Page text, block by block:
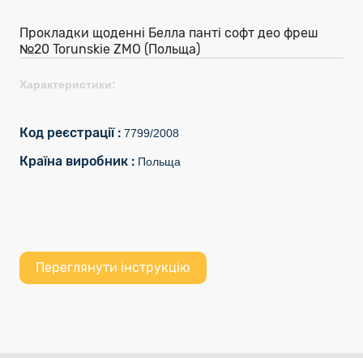
Прокладки щоденні Белла панті софт део фреш
№20 Torunskie ZMO (Польща)
Характеристики:
Код реєстрації : 7799/2008
Країна виробник : Польща
Переглянути інструкцію